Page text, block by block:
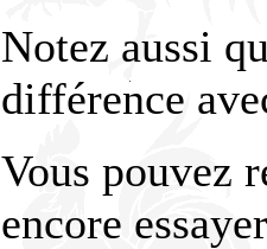
Notez aussi
différence
Vous pouvez
encore